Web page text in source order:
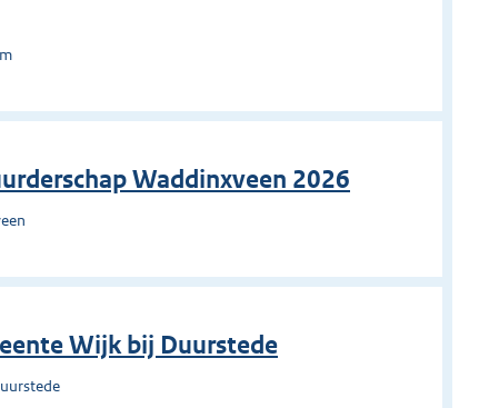
Waddinxveen 2026
Wijk bij Duurstede